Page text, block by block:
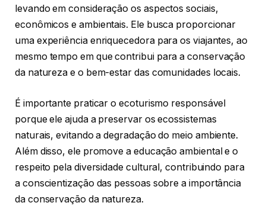
levando em consideração os aspectos sociais,
econômicos e ambientais. Ele busca proporcionar
uma experiência enriquecedora para os viajantes, ao
mesmo tempo em que contribui para a conservação
da natureza e o bem-estar das comunidades locais.
É importante praticar o ecoturismo responsável
porque ele ajuda a preservar os ecossistemas
naturais, evitando a degradação do meio ambiente.
Além disso, ele promove a educação ambiental e o
respeito pela diversidade cultural, contribuindo para
a conscientização das pessoas sobre a importância
da conservação da natureza.